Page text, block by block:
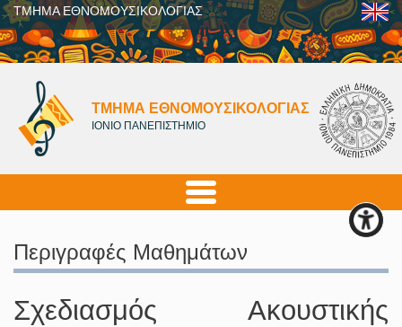
ΤΜΗΜΑ ΕΘΝΟΜΟΥΣΙΚΟΛΟΓΙΑΣ
ΤΜΗΜΑ ΕΘΝΟΜΟΥΣΙΚΟΛΟΓΙΑΣ
ΙΟΝΙΟ ΠΑΝΕΠΙΣΤΗΜΙΟ
Περιγραφές Μαθημάτων
Σχεδιασμός Ακουστικής